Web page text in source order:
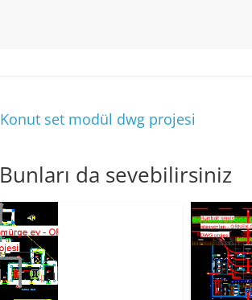
Konut set modül dwg projesi
Bunları da sevebilirsiniz